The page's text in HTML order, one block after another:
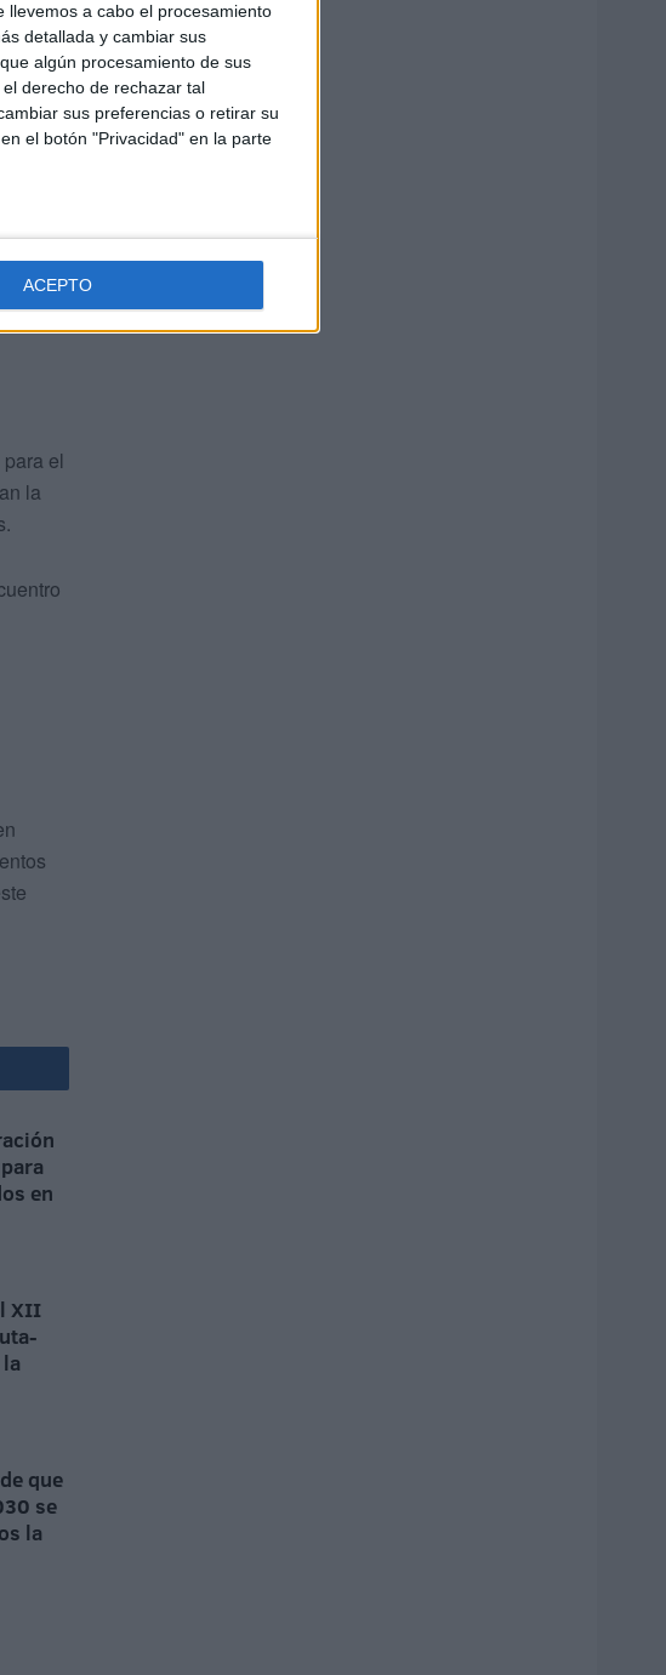
a cabo el procesamiento
detallada y cambiar sus
algún procesamiento de sus
derecho de rechazar tal
sus preferencias o retirar su
el botón "Privacidad" en la parte
ACEPTO
el
la
en
XII
que
se
la